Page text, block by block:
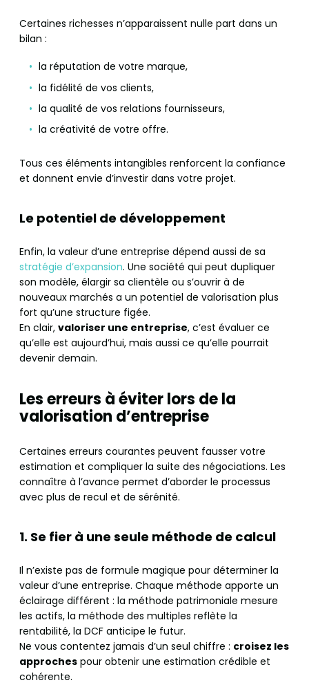
Certaines richesses n’apparaissent nulle part dans un
bilan :
la réputation de votre marque,
la fidélité de vos clients,
la qualité de vos relations fournisseurs,
la créativité de votre offre.
Tous ces éléments intangibles renforcent la confiance
et donnent envie d’investir dans votre projet.
Le potentiel de développement
Enfin, la valeur d’une entreprise dépend aussi de sa
stratégie d’expansion. Une société qui peut dupliquer
son modèle, élargir sa clientèle ou s’ouvrir à de
nouveaux marchés a un potentiel de valorisation plus
fort qu’une structure figée.
En clair, valoriser une entreprise, c’est évaluer ce
qu’elle est aujourd’hui, mais aussi ce qu’elle pourrait
devenir demain.
Les erreurs à éviter lors de la
valorisation d’entreprise
Certaines erreurs courantes peuvent fausser votre
estimation et compliquer la suite des négociations. Les
connaître à l’avance permet d’aborder le processus
avec plus de recul et de sérénité.
1. Se fier à une seule méthode de calcul
Il n’existe pas de formule magique pour déterminer la
valeur d’une entreprise. Chaque méthode apporte un
éclairage différent : la méthode patrimoniale mesure
les actifs, la méthode des multiples reflète la
rentabilité, la DCF anticipe le futur.
Ne vous contentez jamais d’un seul chiffre : croisez les
approches pour obtenir une estimation crédible et
cohérente.